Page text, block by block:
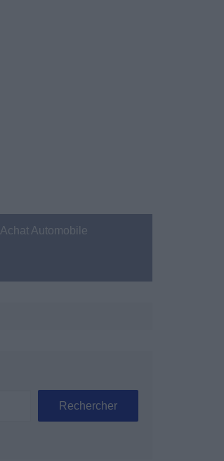
Achat Automobile
Rechercher